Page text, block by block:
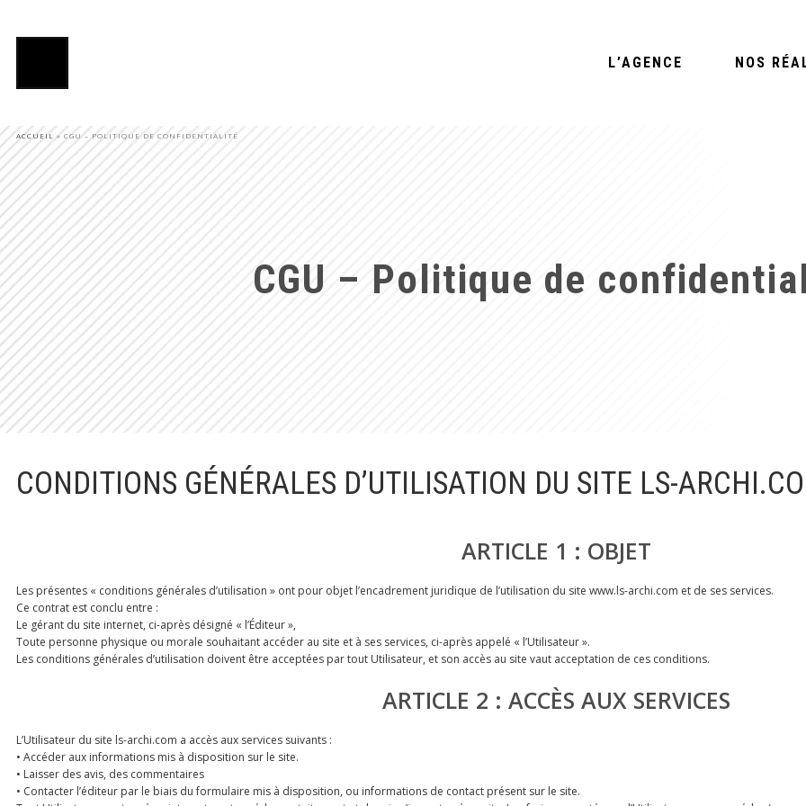
L’AGENCE NOS
ACCUEIL » CGU – POLITIQUE DE CONFIDENTIALITÉ
CGU – Politique de
CONDITIONS GÉNÉRALES D’UTILISATION DU SITE LS-
ARTICLE 1 : OBJET
Les présentes « conditions générales d’utilisation » ont pour objet l’encadrement juridique de l’utilisation du site www.ls-archi.com et de ses services.
Ce contrat est conclu entre :
Le gérant du site internet, ci-après désigné « l’Éditeur »,
Toute personne physique ou morale souhaitant accéder au site et à ses services, ci-après appelé « l’Utilisateur ».
Les conditions générales d’utilisation doivent être acceptées par tout Utilisateur, et son accès au site vaut acceptation de ces conditions.
ARTICLE 2 : ACCÈS AUX SERVICES
L’Utilisateur du site ls-archi.com a accès aux services suivants :
• Accéder aux informations mis à disposition sur le site.
• Laisser des avis, des commentaires
• Contacter l’éditeur par le biais du formulaire mis à disposition, ou informations de contact présent sur le site.